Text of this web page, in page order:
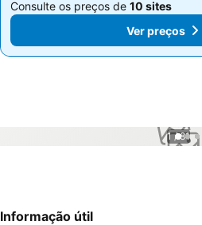
Consulte os preços de 10 sites
Ver preços
Consulte os preços de 10 sites
Ver preços
1 / 81
Informação útil